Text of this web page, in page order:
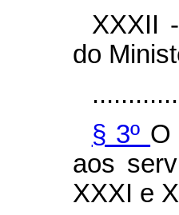
XXXII
do
§ 3º O
aos
XXXI e